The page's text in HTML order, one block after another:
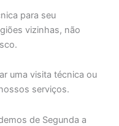
para seu
vizinhas, não
uma visita técnica ou
serviços.
de Segunda a